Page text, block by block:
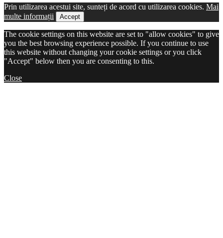
Prin utilizarea acestui site, sunteți de acord cu utilizarea cookies. Mai
multe informații
Accept
The cookie settings on this website are set to "allow cookies" to give
you the best browsing experience possible. If you continue to use
this website without changing your cookie settings or you click
"Accept" below then you are consenting to this.
Close